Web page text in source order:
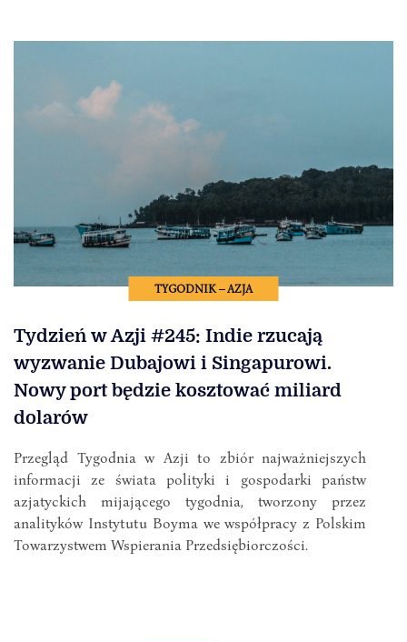
TYGODNIK – AZJA
Tydzień w Azji #245: Indie rzucają
wyzwanie Dubajowi i Singapurowi.
Nowy port będzie kosztować miliard
dolarów
Przegląd Tygodnia w Azji to zbiór najważniejszych
informacji ze świata polityki i gospodarki państw
azjatyckich mijającego tygodnia, tworzony przez
analityków Instytutu Boyma we współpracy z Polskim
Towarzystwem Wspierania Przedsiębiorczości.